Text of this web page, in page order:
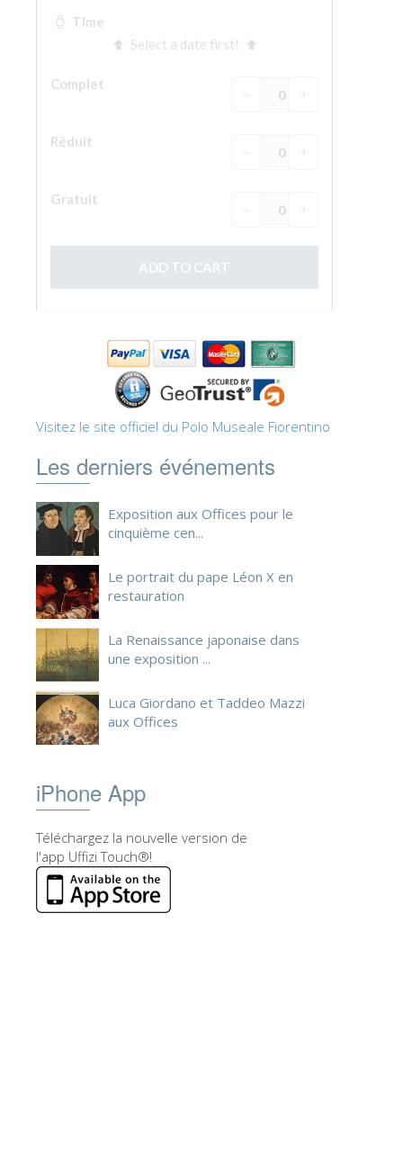
Les billets coupe-file
Visitez le site officiel du Polo Museale Fiorentino
Les derniers événements
Exposition aux Offices pour le
cinquième cen...
Le portrait du pape Léon X en
restauration
La Renaissance japonaise dans
une exposition ...
Luca Giordano et Taddeo Mazzi
aux Offices
iPhone App
Téléchargez la nouvelle version de
l'app Uffizi Touch®!